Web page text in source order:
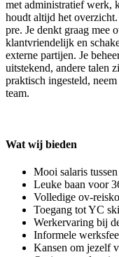
met administratief werk,
houdt altijd het
pre. Je denkt graag mee
klantvriendelijk en
externe partijen. Je
uitstekend, andere talen
praktisch ingesteld,
team.
Wat wij bieden
Mooi salaris
Leuke baan voor
Volledige ov-
Toegang tot YC
Werkervaring bij
Informele
Kansen om jezelf